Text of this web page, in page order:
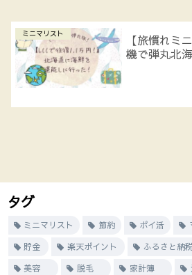
ミニマリスト
【旅慣れミ
機で弾丸北
タグ
ミニマリスト 節約 ポイ活
貯金
楽天ポイント ふるさと納
美容
脱毛 家計簿